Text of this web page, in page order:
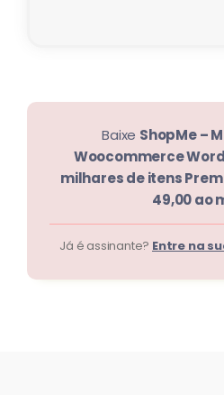
Baixe ShopMe –
Woocommerce
milhares de itens
49,00 ao
Já é assinante? Entre na